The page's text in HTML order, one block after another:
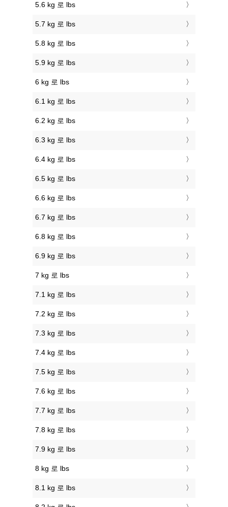
5.6 kg 로 lbs
5.7 kg 로 lbs
5.8 kg 로 lbs
5.9 kg 로 lbs
6 kg 로 lbs
6.1 kg 로 lbs
6.2 kg 로 lbs
6.3 kg 로 lbs
6.4 kg 로 lbs
6.5 kg 로 lbs
6.6 kg 로 lbs
6.7 kg 로 lbs
6.8 kg 로 lbs
6.9 kg 로 lbs
7 kg 로 lbs
7.1 kg 로 lbs
7.2 kg 로 lbs
7.3 kg 로 lbs
7.4 kg 로 lbs
7.5 kg 로 lbs
7.6 kg 로 lbs
7.7 kg 로 lbs
7.8 kg 로 lbs
7.9 kg 로 lbs
8 kg 로 lbs
8.1 kg 로 lbs